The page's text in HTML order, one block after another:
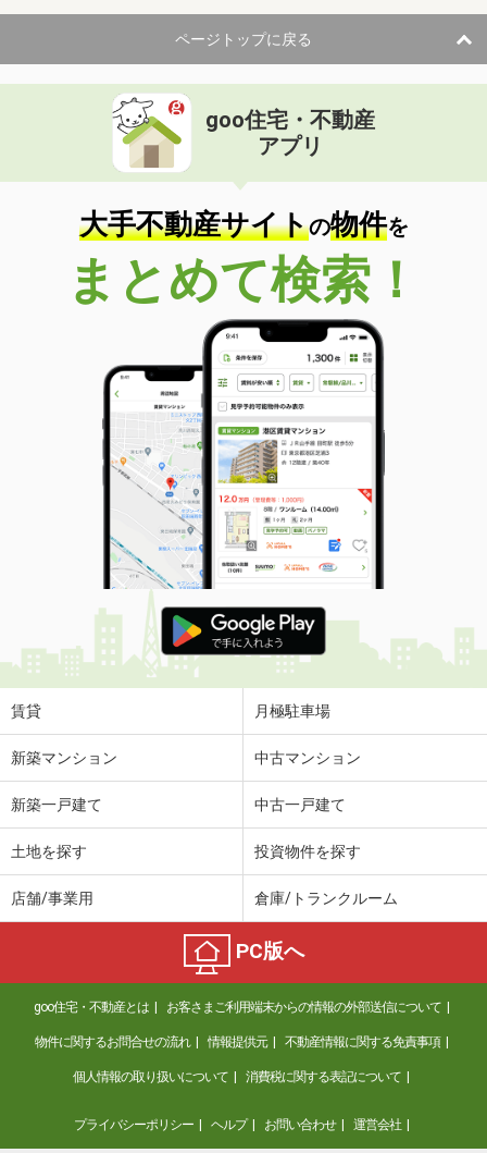
専有面積 67.53m²
間取り
3LDK
熊本県熊本市中央区水前寺５
価 格
熊本県熊本市中央区水前寺５
専有面積
54.35m²
間取り
2LDK
熊本県熊本市中央区水前寺５
10.80万円
熊本県熊本市中央区水前寺５
専有面積 57.78m²
間取り
2LDK
熊本県熊本市中央区水前寺５
価 格
10万円
住 所
熊本県熊本市中央区水前寺５
専有面積 54.35m²
間取り
2LDK
熊本県熊本市中央区九品寺２丁目
価 格
8.30万円
熊本県荒尾市西原町１丁目
価 格
6.30万円
熊本県荒尾市西原町１丁目
専有面積 58.64m²
熊本県熊本市中央区九品寺２丁目
住 所
熊本県熊本市中央区九品寺２丁目
専有面積
36.72m²
ページトップに戻る
goo住宅・不動産
アプリ
大手不動産サイトの物件を
まとめて検索！
賃貸 月極駐車場
新築マンション 中古マンション
新築一戸建て 中古一戸建て
土地を探す 投資物件を探す
店舗/事業用 倉庫/トランクルーム
PC版へ
goo住宅・不動産とは お客さまご利用端末からの情報の外部送信について
物件に関するお問合せの流れ 情報提供元 不動産情報に関する免責事項
個人情報の取り扱いについて 消費税に関する表記について
プライバシーポリシー ヘルプ お問い合わせ 運営会社